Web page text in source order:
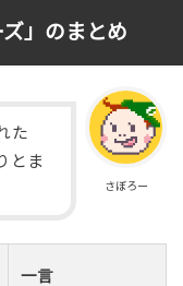
」のまとめ
さぼろー
た
とま
一言